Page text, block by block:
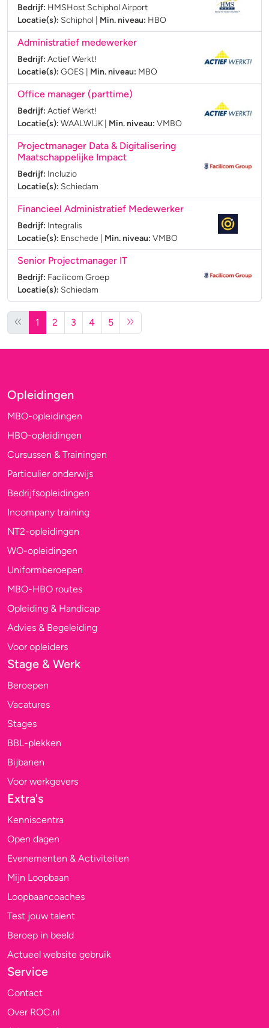
Bedrijf: HMSHost Schiphol Airport
Locatie(s): Schiphol Min. niveau: HBO
Administratief medewerker
Bedrijf: Actief Werkt!
Locatie(s): GOES Min. niveau: MBO
Office manager (parttime)
Bedrijf: Actief Werkt!
Locatie(s): WAALWIJK Min. niveau: VMBO
Projectmanager Data & Digitalisering
Maatschappelijke Impact
Bedrijf: Incluzio
Locatie(s): Schiedam
Financieel Administratief Medewerker
Bedrijf: Integralis
Locatie(s): Enschede Min. niveau: VMBO
Senior Projectmanager IT
Bedrijf: Facilicom Groep
Locatie(s): Schiedam
1 2 3 4 5
Opleidingen
MBO-opleidingen
HBO-opleidingen
Cursussen & Trainingen
Particulier onderwijs
Bedrijfsopleidingen
Incompany training
NT2-opleidingen
WO-opleidingen
Uniformberoepen
MBO-HBO routes
Opleiding & Handicap
Advies & Begeleiding
Voor opleiders
Stage & Werk
Beroepen
Vacatures
Stages
BBL-plekken
Bijbanen
Voor werkgevers
Extra's
Kenniscentra
Open dagen
Evenementen & Activiteiten
Mijn Loopbaan
Loopbaancoaches
Test jouw talent
Beroep in beeld
Actueel website gebruik
Service
Contact
Over ROC.nl